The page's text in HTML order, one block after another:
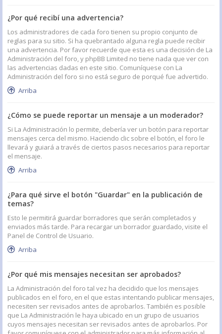
¿Por qué recibí una advertencia?
Los administradores de cada foro tienen su propio conjunto de
reglas para su sitio. Si ha quebrantado alguna regla puede recibir
una advertencia. Por favor recuerde que esta es una decisión de La
Administración del foro, y phpBB Limited no tiene nada que ver con
las advertencias dadas en este sitio. Comuníquese con La
Administración del foro si no está seguro de porqué fue advertido.
Arriba
¿Cómo se puede reportar un mensaje a un moderador?
Si La Administración lo permite, debería ver un botón para reportar
mensajes cerca del mismo. Haciendo clic sobre el botón, el foro le
llevará y guiará a través de ciertos pasos necesarios para reportar
el mensaje.
Arriba
¿Para qué sirve el botón "Guardar" en la publicación de
temas?
Esto le permitirá guardar borradores que serán completados y
enviados más tarde. Para recargar un borrador guardado, visite el
Panel de Control de Usuario.
Arriba
¿Por qué mis mensajes necesitan ser aprobados?
La Administración del foro tal vez ha decidido que los mensajes
publicados en el foro, en el que estas intentando publicar mensajes,
necesiten ser revisados antes de aprobarlos. También es posible
que La Administración le haya ubicado en un grupo de usuarios
cuyos mensajes necesitan ser revisados antes de aprobarlos. Por